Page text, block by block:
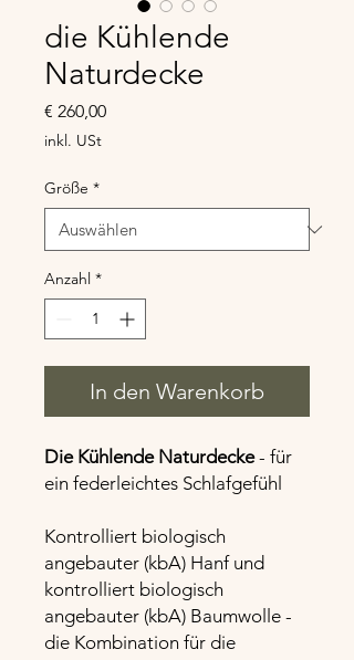
die Kühlende
Naturdecke
€ 260,00Preis
inkl. USt
Größe *
Anzahl *
In den Warenkorb
Die Kühlende Naturdecke- für
ein federleichtes Schlafgefühl
Kontrolliert biologisch
angebauter (kbA) Hanf und
kontrolliert biologisch
angebauter (kbA) Baumwolle -
die Kombination für die